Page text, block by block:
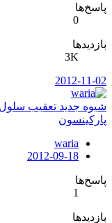
پاسخ‌ها
0
بازدیدها
3K
2012-11-02
شيوه جديد تعقيب
پاركينسون
waria
2012-09-18
پاسخ‌ها
1
بازدیدها